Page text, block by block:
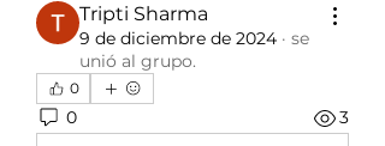
Tripti Sharma
9 de diciembre de 2024 · se
unió al grupo.
0
0 3